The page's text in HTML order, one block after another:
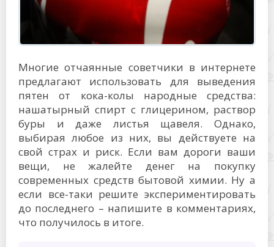
Многие отчаянные советчики в интернете
предлагают использовать для выведения
пятен от кока-колы народные средства:
нашатырный спирт с глицерином, раствор
буры и даже листья щавеля. Однако,
выбирая любое из них, вы действуете на
свой страх и риск. Если вам дороги ваши
вещи, не жалейте денег на покупку
современных средств бытовой химии. Ну а
если все-таки решите экспериментировать
до последнего – напишите в комментариях,
что получилось в итоге.